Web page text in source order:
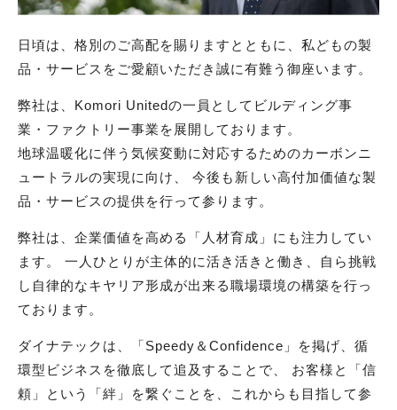
日頃は、格別のご高配を賜りますとともに、私どもの製
品・サービスをご愛顧いただき誠に有難う御座います。
弊社は、Komori Unitedの一員としてビルディング事
業・ファクトリー事業を展開しております。
地球温暖化に伴う気候変動に対応するためのカーボンニ
ュートラルの実現に向け、
今後も新しい高付加価値な製
品・サービスの提供を行って参ります。
弊社は、企業価値を高める「人材育成」にも注力してい
ます。 一人ひとりが主体的に活き活きと働き、自ら挑戦
し自律的なキヤリア形成が出来る職場環境の構築を行っ
ております。
ダイナテックは、「Speedy＆Confidence」を掲げ、循
環型ビジネスを徹底して追及することで、 お客様と「信
頼」という「絆」を繋ぐことを、これからも目指して参